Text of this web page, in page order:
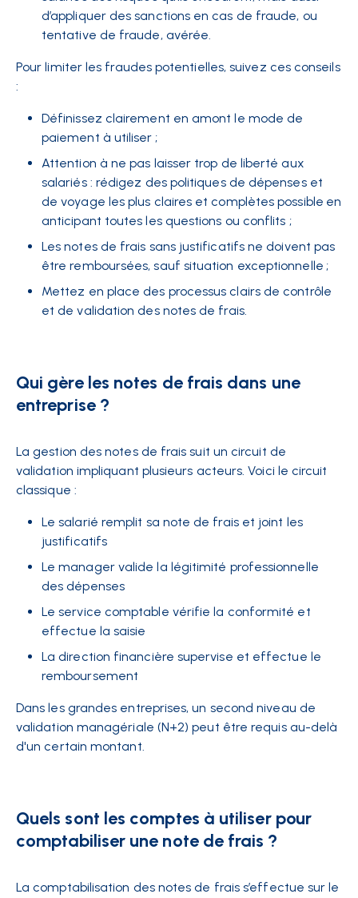
d’appliquer des sanctions en cas de fraude, ou
tentative de fraude, avérée.
Pour limiter les fraudes potentielles, suivez ces conseils
:
Définissez clairement en amont le mode de
paiement à utiliser ;
Attention à ne pas laisser trop de liberté aux
salariés : rédigez des politiques de dépenses et
de voyage les plus claires et complètes possible en
anticipant toutes les questions ou conflits ;
Les notes de frais sans justificatifs ne doivent pas
être remboursées, sauf situation exceptionnelle ;
Mettez en place des processus clairs de contrôle
et de validation des notes de frais.
Qui gère les notes de frais dans une
entreprise ?
La gestion des notes de frais suit un circuit de
validation impliquant plusieurs acteurs. Voici le circuit
classique :
Le salarié remplit sa note de frais et joint les
justificatifs
Le manager valide la légitimité professionnelle
des dépenses
Le service comptable vérifie la conformité et
effectue la saisie
La direction financière supervise et effectue le
remboursement
Dans les grandes entreprises, un second niveau de
validation managériale (N+2) peut être requis au-delà
d'un certain montant.
Quels sont les comptes à utiliser pour
comptabiliser une note de frais ?
La comptabilisation des notes de frais s’effectue sur le